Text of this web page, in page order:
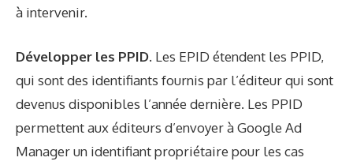
à intervenir.
Développer les PPID. Les EPID étendent les PPID,
qui sont des identifiants fournis par l’éditeur qui sont
devenus disponibles l’année dernière. Les PPID
permettent aux éditeurs d’envoyer à Google Ad
Manager un identifiant propriétaire pour les cas